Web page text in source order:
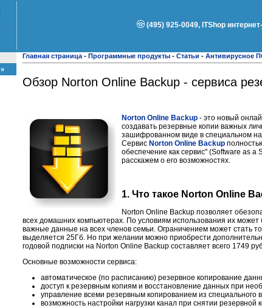
(495) 925-0049, ITShop
Главная страница - Программные продукты - Статьи - Антивирусное
Обзор Norton Online Backup - сервиса
Norton Online Backup - это новый
создавать резервные копии важных
зашифрованном виде в специальном
Сервис Norton Online Backup
обеспечение как сервис" (Software as
расскажем о его возможностях.
1. Что такое Norton Online
Norton Online Backup позволяет
всех домашних компьютерах. По условиям использования их может
важные данные на всех членов семьи. Ограничением может стать
выделяется 25Гб. Но при желании можно приобрести
годовой подписки на Norton Online Backup составляет всего 1749
Основные возможности сервиса:
автоматическое (по расписанию) резервное копирование
доступ к резервным копиям и восстановление данных при
управление всеми резервным копированием из специального
возможность настройки нагрузки канал при снятии резервной